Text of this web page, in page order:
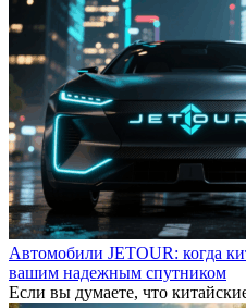
Автомобили JETOUR: когда
вашим надежным спутником
Если вы думаете, что